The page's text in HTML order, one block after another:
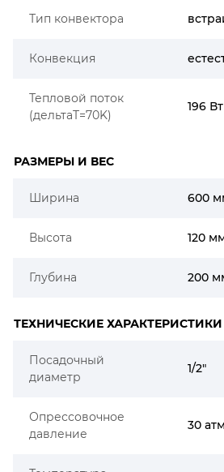
Тип конвектора
Конвекция
Тепловой поток
(дельтаT=70K)
196 Вт
РАЗМЕРЫ И ВЕС
Ширина 600
Высота 120
Глубина 200
ТЕХНИЧЕСКИЕ ХАРАКТЕРИСТИКИ
Посадочный
диаметр
1/2"
Опрессовочное
давление
30 атм